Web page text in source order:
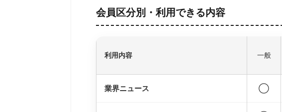
会員区分別・利用できる内容
利用内容 一般
業界ニュース ◯